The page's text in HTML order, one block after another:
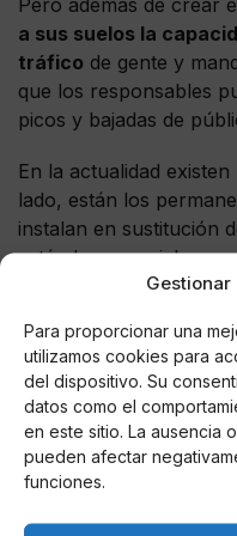
Para proporcionar una
utilizamos cookies para
del dispositivo. Su
datos como el
en este sitio. La ausencia
pueden afectar
funciones.
Pero además de crear
a sus suelos la
tráfico de gente y
que los responsables
picos y bajadas de
En la actualidad existen
lado, están los
instalan en sustitución
están los especiales
usados como ‘campo
son capaces de
luces y puntuaciones.
Este tipo de
para, por ejemplo,
discoteca, a una sala